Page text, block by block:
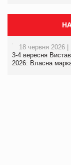
18 червня 2026 |
3-4 вересня
2026: Власна